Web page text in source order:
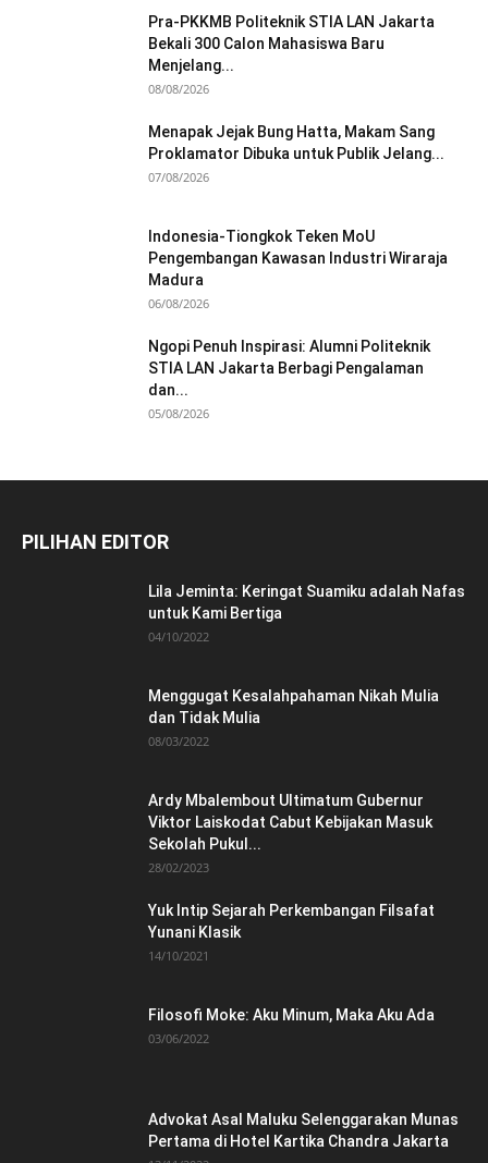
Pra-PKKMB Politeknik STIA LAN Jakarta
Bekali 300 Calon Mahasiswa Baru
Menjelang...
08/08/2026
Menapak Jejak Bung Hatta, Makam Sang
Proklamator Dibuka untuk Publik Jelang...
07/08/2026
Indonesia-Tiongkok Teken MoU
Pengembangan Kawasan Industri Wiraraja
Madura
06/08/2026
Ngopi Penuh Inspirasi: Alumni Politeknik
STIA LAN Jakarta Berbagi Pengalaman
dan...
05/08/2026
PILIHAN EDITOR
Lila Jeminta: Keringat Suamiku adalah Nafas
untuk Kami Bertiga
04/10/2022
Menggugat Kesalahpahaman Nikah Mulia
dan Tidak Mulia
08/03/2022
Ardy Mbalembout Ultimatum Gubernur
Viktor Laiskodat Cabut Kebijakan Masuk
Sekolah Pukul...
28/02/2023
Yuk Intip Sejarah Perkembangan Filsafat
Yunani Klasik
14/10/2021
Filosofi Moke: Aku Minum, Maka Aku Ada
03/06/2022
Advokat Asal Maluku Selenggarakan Munas
Pertama di Hotel Kartika Chandra Jakarta